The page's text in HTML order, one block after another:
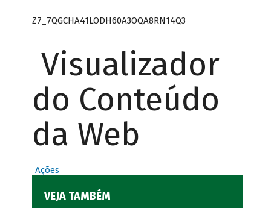
Z7_7QGCHA41LODH60A3OQA8RN14Q3
Visualizador
do Conteúdo
da Web
Ações
VEJA TAMBÉM